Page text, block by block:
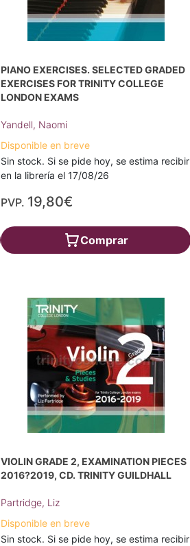
PIANO EXERCISES. SELECTED GRADED
EXERCISES FOR TRINITY COLLEGE
LONDON EXAMS
Yandell, Naomi
Disponible en breve
Sin stock. Si se pide hoy, se estima recibir
en la librería el 17/08/26
PVP. 19,80€
Comprar
VIOLIN GRADE 2, EXAMINATION PIECES
2016?2019, CD. TRINITY GUILDHALL
Partridge, Liz
Disponible en breve
Sin stock. Si se pide hoy, se estima recibir